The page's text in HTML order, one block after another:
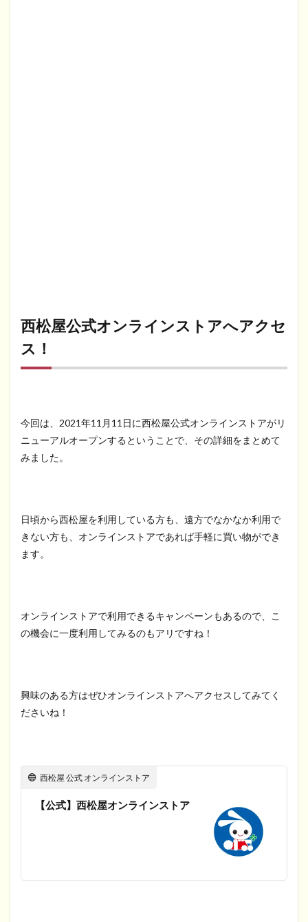
西松屋公式オンラインストアへアクセ
ス！
今回は、2021年11月11日に西松屋公式オンラインストアがリ
ニューアルオープンするということで、その詳細をまとめて
みました。
日頃から西松屋を利用している方も、遠方でなかなか利用で
きない方も、オンラインストアであれば手軽に買い物ができ
ます。
オンラインストアで利用できるキャンペーンもあるので、こ
の機会に一度利用してみるのもアリですね！
興味のある方はぜひオンラインストアへアクセスしてみてく
ださいね！
西松屋 公式 オンラインストア
【公式】西松屋オンラインストア